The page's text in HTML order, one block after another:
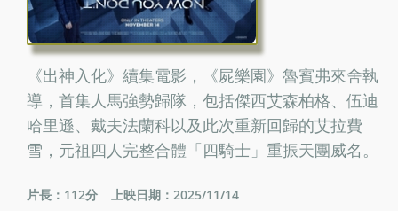
《出神入化》續集電影，《屍樂園》魯賓弗來舍執
導，首集人馬強勢歸隊，包括傑西艾森柏格、伍迪
哈里遜、戴夫法蘭科以及此次重新回歸的艾拉費
雪，元祖四人完整合體「四騎士」重振天團威名。
片長：112分 上映日期：2025/11/14